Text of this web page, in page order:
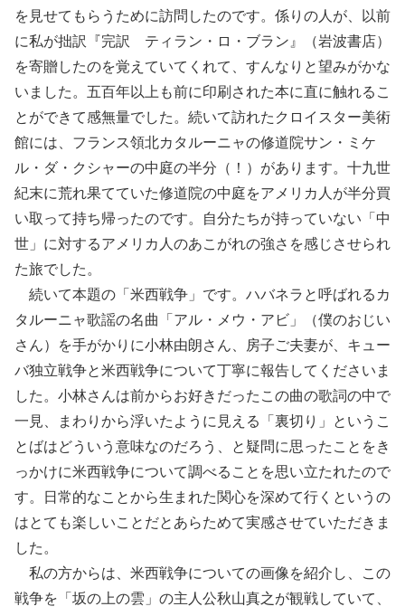
を見せてもらうために訪問したのです。係りの人が、以前
に私が拙訳『完訳 ティラン・ロ・ブラン』（岩波書店）
を寄贈したのを覚えていてくれて、すんなりと望みがかな
いました。五百年以上も前に印刷された本に直に触れるこ
とができて感無量でした。続いて訪れたクロイスター美術
館には、フランス領北カタルーニャの修道院サン・ミケ
ル・ダ・クシャーの中庭の半分（！）があります。十九世
紀末に荒れ果てていた修道院の中庭をアメリカ人が半分買
い取って持ち帰ったのです。自分たちが持っていない「中
世」に対するアメリカ人のあこがれの強さを感じさせられ
た旅でした。
続いて本題の「米西戦争」です。ハバネラと呼ばれるカ
タルーニャ歌謡の名曲「アル・メウ・アビ」（僕のおじい
さん）を手がかりに小林由朗さん、房子ご夫妻が、キュー
バ独立戦争と米西戦争について丁寧に報告してくださいま
した。小林さんは前からお好きだったこの曲の歌詞の中で
一見、まわりから浮いたように見える「裏切り」というこ
とばはどういう意味なのだろう、と疑問に思ったことをき
っかけに米西戦争について調べることを思い立たれたので
す。日常的なことから生まれた関心を深めて行くというの
はとても楽しいことだとあらためて実感させていただきま
した。
私の方からは、米西戦争についての画像を紹介し、この
戦争を「坂の上の雲」の主人公秋山真之が観戦していて、